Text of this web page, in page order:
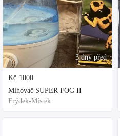
3 dny před
Kč 1000
Mlhovač SUPER FOG II
Frýdek-Místek